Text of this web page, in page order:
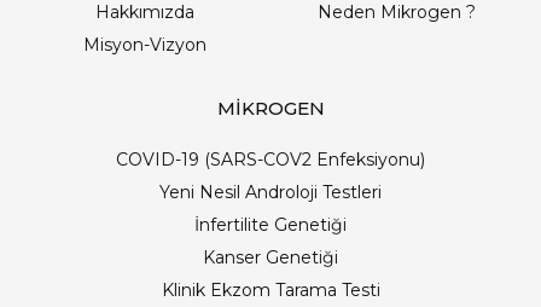
Hakkımızda
Neden Mikrogen ?
Misyon-Vizyon
MİKROGEN
COVID-19 (SARS-COV2 Enfeksiyonu)
Yeni Nesil Androloji Testleri
İnfertilite Genetiği
Kanser Genetiği
Klinik Ekzom Tarama Testi